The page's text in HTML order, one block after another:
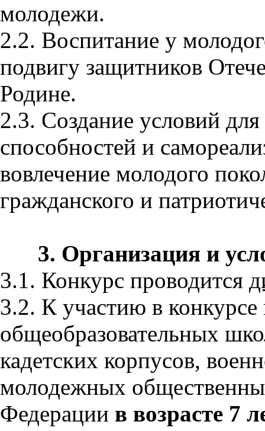
молодежи.
2.2. Воспитание у
подвигу защитников
Родине.
2.3. Создание условий
способностей и
вовлечение молодого
гражданского и
3. Организация и
3.1. Конкурс проводится
3.2. К участию в
общеобразовательных
кадетских корпусов,
молодежных
Федерации в возрасте 7